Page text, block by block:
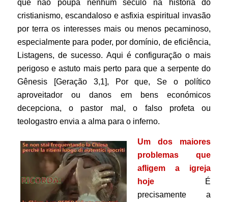
que não poupa nenhum século na história do
cristianismo, escandaloso e asfixia espiritual invasão
por terra os interesses mais ou menos pecaminoso,
especialmente para poder, por domínio, de eficiência,
Listagens, de sucesso. Aqui é configuração o mais
perigoso e astuto mais perto para que a serpente do
Gênesis [Geração 3,1], Por que, Se o político
aproveitador ou danos em bens económicos
decepciona, o pastor mal, o falso profeta ou
teologastro envia a alma para o inferno.
Um dos maiores
problemas que
afligem a igreja
hojeÉ
precisamente a